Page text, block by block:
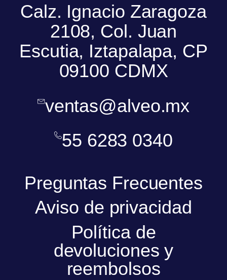
Calz. Ignacio Zaragoza
2108, Col. Juan
Escutia, Iztapalapa, CP
09100 CDMX
ventas@alveo.mx
55 6283 0340
Preguntas Frecuentes
Aviso de privacidad
Política de
devoluciones y
reembolsos